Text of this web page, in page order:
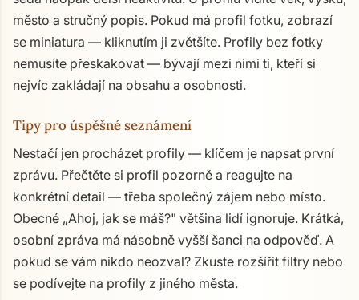
město a stručný popis. Pokud má profil fotku, zobrazí
se miniatura — kliknutím ji zvětšíte. Profily bez fotky
nemusíte přeskakovat — bývají mezi nimi ti, kteří si
nejvíc zakládají na obsahu a osobnosti.
Tipy pro úspěšné seznámení
Nestačí jen procházet profily — klíčem je napsat první
zprávu. Přečtěte si profil pozorně a reagujte na
konkrétní detail — třeba společný zájem nebo místo.
Obecné „Ahoj, jak se máš?" většina lidí ignoruje. Krátká,
osobní zpráva má násobně vyšší šanci na odpověď. A
pokud se vám nikdo neozval? Zkuste rozšířit filtry nebo
se podívejte na profily z jiného města.